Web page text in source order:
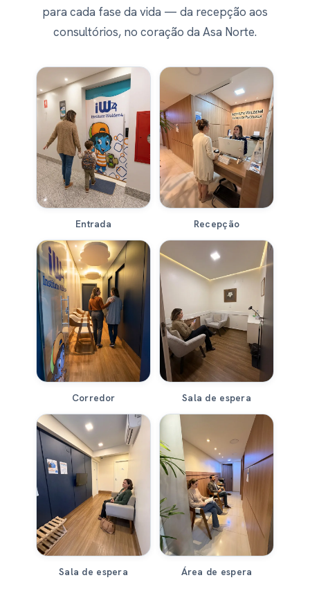
para cada fase da vida — da recepção aos
consultórios, no coração da Asa Norte.
Entrada Recepção
Corredor Sala de espera
Sala de espera Área de espera